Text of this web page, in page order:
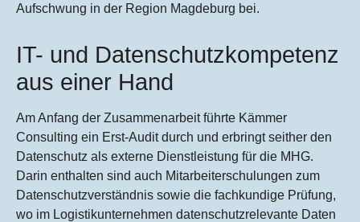
Aufschwung in der Region Magdeburg bei.
IT- und Datenschutzkompetenz
aus einer Hand
Am Anfang der Zusammenarbeit führte Kämmer
Consulting ein Erst-Audit durch und erbringt seither den
Datenschutz als externe Dienstleistung für die MHG.
Darin enthalten sind auch Mitarbeiterschulungen zum
Datenschutzverständnis sowie die fachkundige Prüfung,
wo im Logistikunternehmen datenschutzrelevante Daten